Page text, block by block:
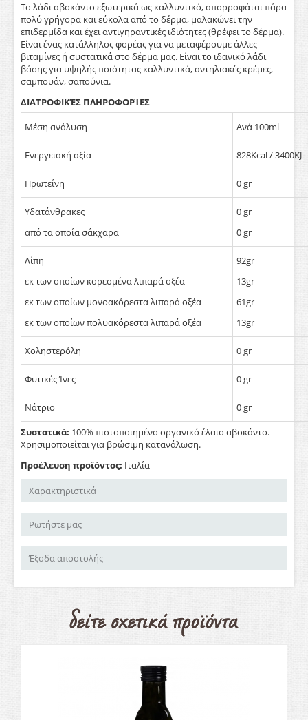
Το λάδι αβοκάντο εξωτερικά ως καλλυντικό, απορροφάται πάρα
πολύ γρήγορα και εύκολα από το δέρμα, μαλακώνει την
επιδερμίδα και έχει αντιγηραντικές ιδιότητες (θρέφει το δέρμα).
Είναι ένας κατάλληλος φορέας για να μεταφέρουμε άλλες
βιταμίνες ή συστατικά στο δέρμα μας. Είναι το ιδανικό λάδι
βάσης για υψηλής ποιότητας καλλυντικά, αντηλιακές κρέμες,
σαμπουάν, σαπούνια.
ΔΙΑΤΡΟΦΙΚΈΣ ΠΛΗΡΟΦΟΡΊΕΣ
Μέση ανάλυση
Ανά 100ml
Ενεργειακή αξία 828Kcal / 3400KJ
Πρωτεΐνη 0 gr
Υδατάνθρακες
από τα οποία σάκχαρα
0 gr
0 gr
Λίπη
εκ των οποίων κορεσμένα λιπαρά οξέα
εκ των οποίων μονοακόρεστα λιπαρά οξέα
εκ των οποίων πολυακόρεστα λιπαρά οξέα
92gr
13gr
61gr
13gr
Χοληστερόλη 0 gr
Φυτικές Ίνες 0 gr
Νάτριο
0 gr
Συστατικά: 100% πιστοποιημένο οργανικό έλαιο αβοκάντο.
Χρησιμοποιείται για βρώσιμη κατανάλωση.
Προέλευση προϊόντος: Ιταλία
Χαρακτηριστικά
Ρωτήστε μας
Έξοδα αποστολής